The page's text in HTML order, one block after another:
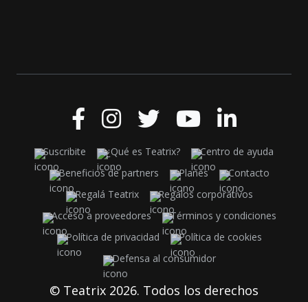
Suscribite ¿Qué es Teatrix?
Centro de ayuda
Beneficios de partners
Planes
Contacto
Regalá Teatrix
Regalos corporativos
Acceso a proveedores
Términos y condiciones
Política de privacidad
Política de cookies
Defensa al consumidor
© Teatrix 2026. Todos los derechos